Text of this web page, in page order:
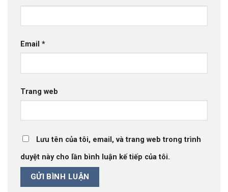
Email *
Trang web
Lưu tên của tôi, email, và trang web trong trình
duyệt này cho lần bình luận kế tiếp của tôi.